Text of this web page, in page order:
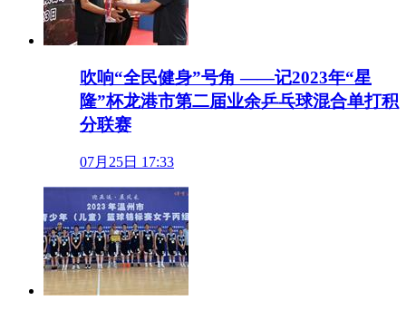
吹响“全民健身”号角 ——记2023年“星
隆”杯龙港市第二届业余乒乓球混合单打积
分联赛
07月25日 17:33